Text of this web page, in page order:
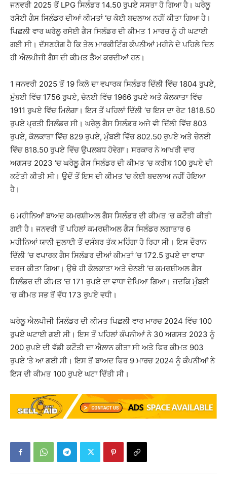
ਜਨਵਰੀ 2025 ਤੋਂ LPG ਸਿਲੰਡਰ 14.50 ਰੁਪਏ ਸਸਤਾ ਹੋ ਗਿਆ ਹੈ। ਘਰੇਲੂ
ਰਸੋਈ ਗੈਸ ਸਿਲੰਡਰ ਦੀਆਂ ਕੀਮਤਾਂ ‘ਚ ਕੋਈ ਬਦਲਾਅ ਨਹੀਂ ਕੀਤਾ ਗਿਆ ਹੈ।
ਪਿਛਲੀ ਵਾਰ ਘਰੇਲੂ ਰਸੋਈ ਗੈਸ ਸਿਲੰਡਰ ਦੀ ਕੀਮਤ 1 ਮਾਰਚ ਨੂੰ ਹੀ ਘਟਾਈ
ਗਈ ਸੀ। ਦੱਸਣਯੋਗ ਹੈ ਕਿ ਤੇਲ ਮਾਰਕੀਟਿੰਗ ਕੰਪਨੀਆਂ ਮਹੀਨੇ ਦੇ ਪਹਿਲੇ ਦਿਨ
ਹੀ ਐਲਪੀਜੀ ਗੈਸ ਦੀ ਕੀਮਤ ਤੈਅ ਕਰਦੀਆਂ ਹਨ।
1 ਜਨਵਰੀ 2025 ਤੋਂ 19 ਕਿਲੋ ਦਾ ਵਪਾਰਕ ਸਿਲੰਡਰ ਦਿੱਲੀ ਵਿੱਚ 1804 ਰੁਪਏ,
ਮੁੰਬਈ ਵਿੱਚ 1756 ਰੁਪਏ, ਚੇਨਈ ਵਿੱਚ 1966 ਰੁਪਏ ਅਤੇ ਕੋਲਕਾਤਾ ਵਿੱਚ
1911 ਰੁਪਏ ਵਿੱਚ ਮਿਲੇਗਾ। ਇਸ ਤੋਂ ਪਹਿਲਾਂ ਦਿੱਲੀ ‘ਚ ਇਸ ਦਾ ਰੇਟ 1818.50
ਰੁਪਏ ਪ੍ਰਤੀ ਸਿਲੰਡਰ ਸੀ। ਘਰੇਲੂ ਗੈਸ ਸਿਲੰਡਰ ਅਜੇ ਵੀ ਦਿੱਲੀ ਵਿੱਚ 803
ਰੁਪਏ, ਕੋਲਕਾਤਾ ਵਿੱਚ 829 ਰੁਪਏ, ਮੁੰਬਈ ਵਿੱਚ 802.50 ਰੁਪਏ ਅਤੇ ਚੇਨਈ
ਵਿੱਚ 818.50 ਰੁਪਏ ਵਿੱਚ ਉਪਲਬਧ ਹੋਵੇਗਾ। ਸਰਕਾਰ ਨੇ ਆਖਰੀ ਵਾਰ
ਅਗਸਤ 2023 ‘ਚ ਘਰੇਲੂ ਗੈਸ ਸਿਲੰਡਰ ਦੀ ਕੀਮਤ ‘ਚ ਕਰੀਬ 100 ਰੁਪਏ ਦੀ
ਕਟੌਤੀ ਕੀਤੀ ਸੀ। ਉਦੋਂ ਤੋਂ ਇਸ ਦੀ ਕੀਮਤ ‘ਚ ਕੋਈ ਬਦਲਾਅ ਨਹੀਂ ਹੋਇਆ
ਹੈ।
6 ਮਹੀਨਿਆਂ ਬਾਅਦ ਕਮਰਸ਼ੀਅਲ ਗੈਸ ਸਿਲੰਡਰ ਦੀ ਕੀਮਤ ‘ਚ ਕਟੌਤੀ ਕੀਤੀ
ਗਈ ਹੈ। ਜਨਵਰੀ ਤੋਂ ਪਹਿਲਾਂ ਕਮਰਸ਼ੀਅਲ ਗੈਸ ਸਿਲੰਡਰ ਲਗਾਤਾਰ 6
ਮਹੀਨਿਆਂ ਯਾਨੀ ਜੁਲਾਈ ਤੋਂ ਦਸੰਬਰ ਤੱਕ ਮਹਿੰਗਾ ਹੋ ਰਿਹਾ ਸੀ। ਇਸ ਦੌਰਾਨ
ਦਿੱਲੀ ‘ਚ ਵਪਾਰਕ ਗੈਸ ਸਿਲੰਡਰ ਦੀਆਂ ਕੀਮਤਾਂ ‘ਚ 172.5 ਰੁਪਏ ਦਾ ਵਾਧਾ
ਦਰਜ ਕੀਤਾ ਗਿਆ। ਉਥੇ ਹੀ ਕੋਲਕਾਤਾ ਅਤੇ ਚੇਨਈ ‘ਚ ਕਮਰਸ਼ੀਅਲ ਗੈਸ
ਸਿਲੰਡਰ ਦੀ ਕੀਮਤ ‘ਚ 171 ਰੁਪਏ ਦਾ ਵਾਧਾ ਦੇਖਿਆ ਗਿਆ। ਜਦਕਿ ਮੁੰਬਈ
‘ਚ ਕੀਮਤ ਸਭ ਤੋਂ ਵੱਧ 173 ਰੁਪਏ ਵਧੀ।
ਘਰੇਲੂ ਐਲਪੀਜੀ ਸਿਲੰਡਰ ਦੀ ਕੀਮਤ ਪਿਛਲੀ ਵਾਰ ਮਾਰਚ 2024 ਵਿੱਚ 100
ਰੁਪਏ ਘਟਾਈ ਗਈ ਸੀ। ਇਸ ਤੋਂ ਪਹਿਲਾਂ ਕੰਪਨੀਆਂ ਨੇ 30 ਅਗਸਤ 2023 ਨੂੰ
200 ਰੁਪਏ ਦੀ ਵੱਡੀ ਕਟੌਤੀ ਦਾ ਐਲਾਨ ਕੀਤਾ ਸੀ ਅਤੇ ਫਿਰ ਕੀਮਤ 903
ਰੁਪਏ ‘ਤੇ ਆ ਗਈ ਸੀ। ਇਸ ਤੋਂ ਬਾਅਦ ਫਿਰ 9 ਮਾਰਚ 2024 ਨੂੰ ਕੰਪਨੀਆਂ ਨੇ
ਇਸ ਦੀ ਕੀਮਤ 100 ਰੁਪਏ ਘਟਾ ਦਿੱਤੀ ਸੀ।